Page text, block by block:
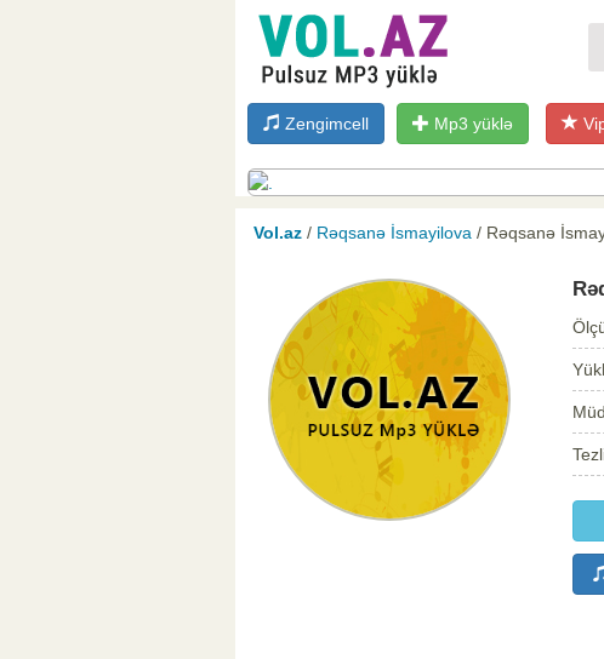
Zengimcell Mp3 yüklə
Vol.az / Rəqsanə İsmayilova / Rəqsanə